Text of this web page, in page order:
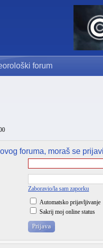
forum
foruma, moraš se
Zaboravio/la sam zaporku
Automatsko prijavljivanje
Sakrij moj online status